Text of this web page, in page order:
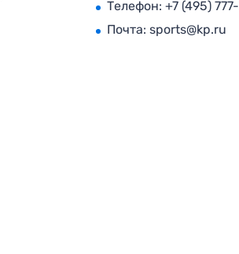
Телефон: +7 (495)
Почта: sports@kp.ru